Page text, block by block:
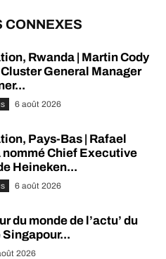
CONNEXES
Rwanda | Martin Cody
General Manager
6 août 2026
Pays-Bas | Rafael
Chief Executive
Heineken...
6 août 2026
du monde de l’actu’ du
Singapour...
2026